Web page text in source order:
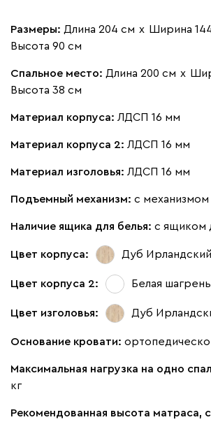
Размеры: Длина 204 см х Ширина
Высота 90 см
Спальное место: Длина 200 см х
Высота 38 см
Материал корпуса: ЛДСП 16 мм
Материал корпуса 2: ЛДСП 16 мм
Материал изголовья: ЛДСП 16 мм
Подъемный механизм: с механизмом
Наличие ящика для белья: с ящиком
Цвет корпуса: Дуб Ирландский
Цвет корпуса 2: Белая шагрень
Цвет изголовья: Дуб
Основание кровати:
Максимальная нагрузка на одно
кг
Рекомендованная высота матраса,